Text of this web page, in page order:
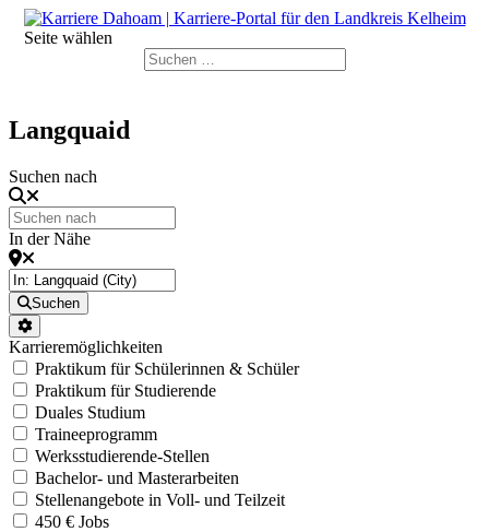
Seite wählen
Langquaid
Suchen nach
In der Nähe
Suchen
Karrieremöglichkeiten
Praktikum für Schülerinnen & Schüler
Praktikum für Studierende
Duales Studium
Traineeprogramm
Werksstudierende-Stellen
Bachelor- und Masterarbeiten
Stellenangebote in Voll- und Teilzeit
450 € Jobs